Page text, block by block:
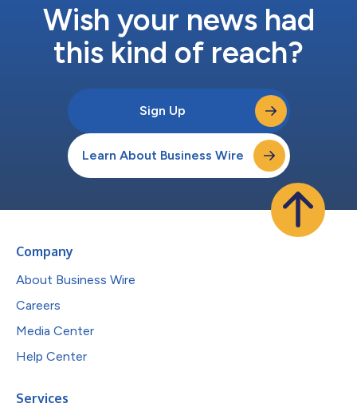
Wish your news had
this kind of reach?
Sign Up
Learn About Business Wire
Company
About Business Wire
Careers
Media Center
Help Center
Services